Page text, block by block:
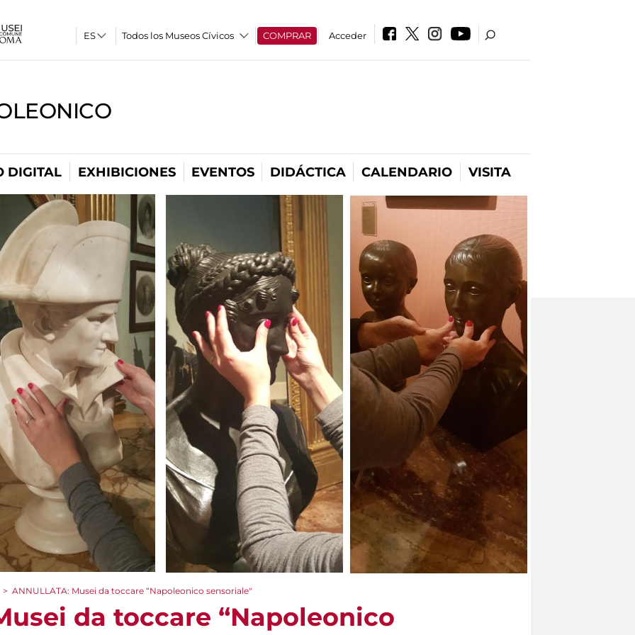
Todos los Museos Cívicos COMPRAR Acceder
DIGITAL EXHIBICIONES EVENTOS DIDÁCTICA CALENDARIO VISITA
> ANNULLATA: Musei da toccare “Napoleonico sensoriale"
da toccare “Napoleonico